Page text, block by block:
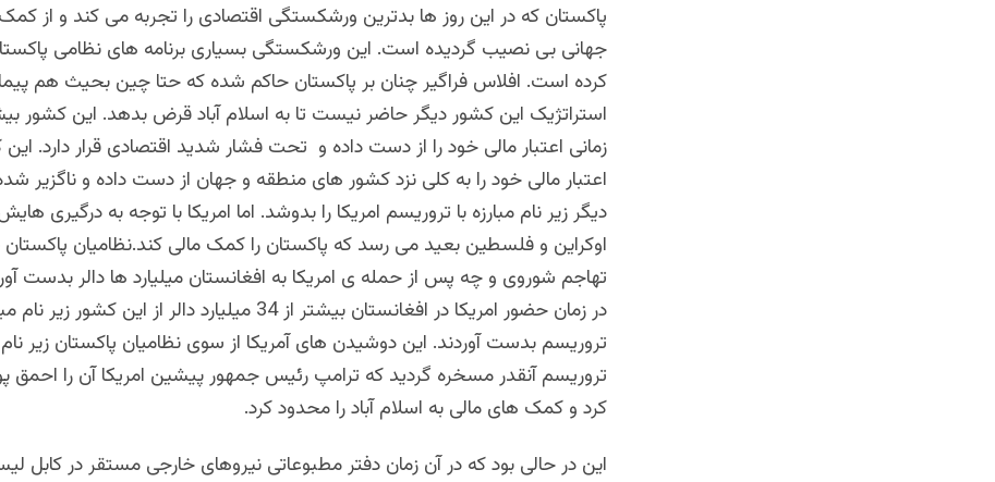
پاکستان که در این روز ها بدترین ورشکستگی اقتصادی را تجربه می کند و از
جهانی بی نصیب گردیده است. این ورشکستگی بسیاری برنامه های نظامی
کرده است. افلاس فراگیر چنان بر پاکستان حاکم شده که حتا چین بحیث هم
استراتژیک این کشور دیگر حاضر نیست تا به اسلام آباد قرض بدهد. این کشور
زمانی اعتبار مالی خود را از دست داده و تحت فشار شدید اقتصادی قرار دارد.
اعتبار مالی خود را به کلی نزد کشور های منطقه و جهان از دست داده و ناگزیر شده
دیگر زیر نام مبارزه با تروریسم امریکا را بدوشد. اما امریکا با توجه به درگیری
اوکراین و فلسطین بعید می رسد که پاکستان را کمک مالی کند.نظامیان پاکستان
تهاجم شوروی و چه پس از حمله ی امریکا به افغانستان میلیارد ها دالر بدست
در زمان حضور امریکا در افغانستان بیشتر از 34 میلیارد دالر از این کشور
تروریسم بدست آوردند. این دوشیدن های آمریکا از سوی نظامیان پاکستان زیر نام
تروریسم آنقدر مسخره گردید که ترامپ رئیس جمهور پیشین امریکا آن را احمق
کرد و کمک های مالی به اسلام آباد را محدود کرد.